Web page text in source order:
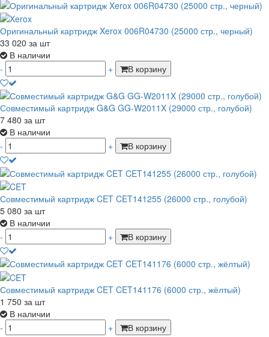
Оригинальный картридж Xerox 006R04730 (25000 стр., черный)
33 020 за шт
В наличии
-
+ В корзину
Совместимый картридж G&G GG-W2011X (29000 стр., голубой)
7 480 за шт
В наличии
-
+ В корзину
Совместимый картридж CET CET141255 (26000 стр., голубой)
5 080 за шт
В наличии
-
+ В корзину
Совместимый картридж CET CET141176 (6000 стр., жёлтый)
1 750 за шт
В наличии
-
+ В корзину